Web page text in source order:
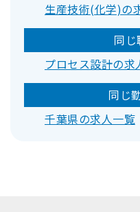
生産技術(化学)の
同じ
プロセス設計の求
同じ
千葉県の求人一覧